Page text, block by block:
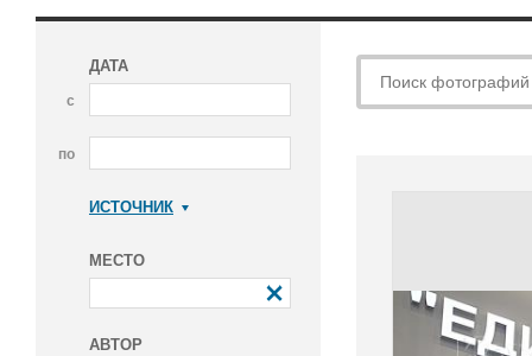
ДАТА
с
по
ИСТОЧНИК
МЕСТО
АВТОР